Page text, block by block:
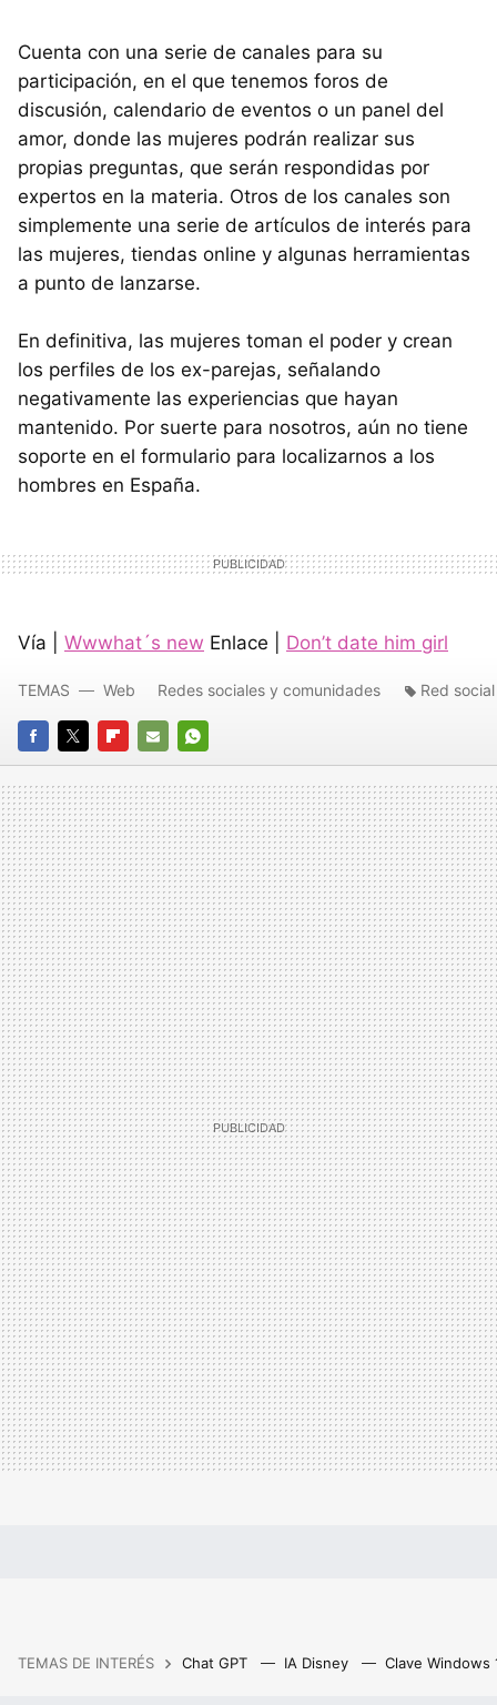
Cuenta con una serie de canales para su
participación, en el que tenemos foros de
discusión, calendario de eventos o un panel del
amor, donde las mujeres podrán realizar sus
propias preguntas, que serán respondidas por
expertos en la materia. Otros de los canales son
simplemente una serie de artículos de interés para
las mujeres, tiendas online y algunas herramientas
a punto de lanzarse.
En definitiva, las mujeres toman el poder y crean
los perfiles de los ex-parejas, señalando
negativamente las experiencias que hayan
mantenido. Por suerte para nosotros, aún no tiene
soporte en el formulario para localizarnos a los
hombres en España.
Vía | Wwwhat´s new Enlace | Don’t date him girl
FACEBOOK
TWITTERFLIPBOARD
E-
MAIL
WHATSAPP
TEMAS Web Redes sociales y comunidades Red social
TEMAS DE INTERÉS Chat GPT IA Disney Clave Windows